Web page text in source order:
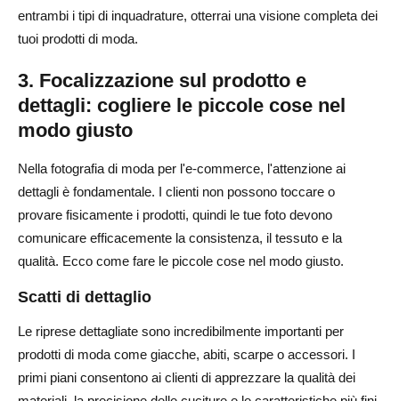
entrambi i tipi di inquadrature, otterrai una visione completa dei
tuoi prodotti di moda.
3. Focalizzazione sul prodotto e
dettagli: cogliere le piccole cose nel
modo giusto
Nella fotografia di moda per l'e-commerce, l'attenzione ai
dettagli è fondamentale. I clienti non possono toccare o
provare fisicamente i prodotti, quindi le tue foto devono
comunicare efficacemente la consistenza, il tessuto e la
qualità. Ecco come fare le piccole cose nel modo giusto.
Scatti di dettaglio
Le riprese dettagliate sono incredibilmente importanti per
prodotti di moda come giacche, abiti, scarpe o accessori. I
primi piani consentono ai clienti di apprezzare la qualità dei